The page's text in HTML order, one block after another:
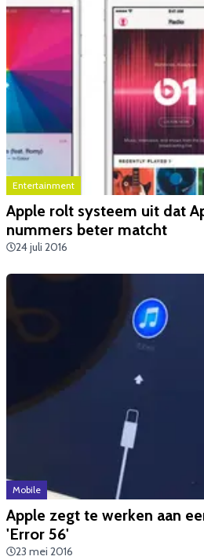
Entertainment
Apple rolt systeem uit dat
nummers beter matcht
24 juli 2016
Mobile
Apple zegt te werken aan
'Error 56'
23 mei 2016